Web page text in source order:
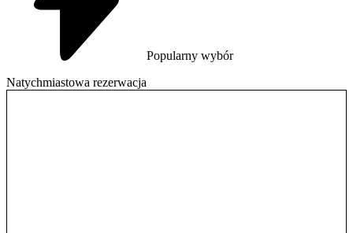
Natychmiastowa rezerwacja
Popularny wybór